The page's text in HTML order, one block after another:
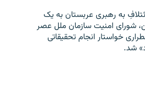
به رهبری عربستان به یک
شورای امنیت سازمان ملل عصر
خواستار انجام تحقیقاتی
شد.